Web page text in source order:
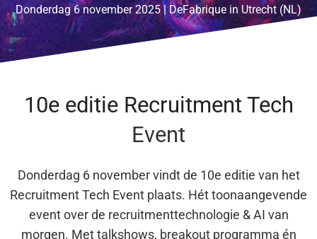
Donderdag 6 november 2025 | DeFabrique in Utrecht (NL)
10e editie Recruitment Tech
Event
Donderdag 6 november vindt de 10e editie van het
Recruitment Tech Event plaats. Hét toonaangevende
event over de recruitmenttechnologie & AI van
morgen. Met talkshows, breakout programma én